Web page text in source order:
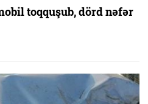
toqquşub, dörd nəfər